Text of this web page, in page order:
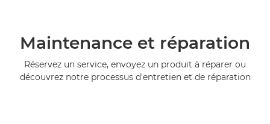
Maintenance et réparation
Réservez un service, envoyez un produit à réparer ou
découvrez notre processus d'entretien et de réparation